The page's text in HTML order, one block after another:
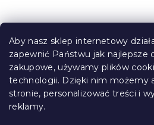
Aby nasz sklep internetowy
zapewnić Państwu jak najlepsze
zakupowe, używamy plików
technologii. Dzięki nim możemy
stronie, personalizować treści i
reklamy.
Ciemnozielony
przestrzenią do